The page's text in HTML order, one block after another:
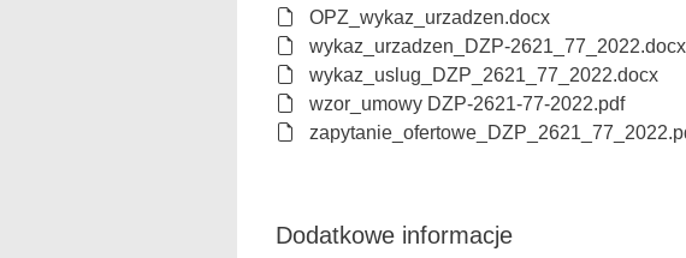
OPZ_wykaz_urzadzen.docx
wykaz_urzadzen_DZP-2621_77_2022.docx
wykaz_uslug_DZP_2621_77_2022.docx
wzor_umowy DZP-2621-77-2022.pdf
Dodatkowe informacje